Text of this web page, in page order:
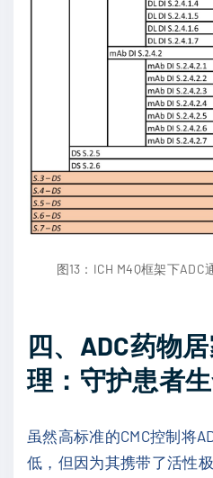
图13：ICH M4Q框架下
四、ADC药物
理：守护患者
虽然高标准的CMC控制将
低，但因为其携带了活性